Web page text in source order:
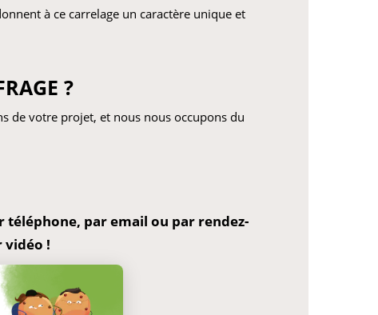
à ce carrelage un caractère unique et
?
de votre projet, et nous nous occupons du
téléphone, par email ou par rendez-
vidéo !